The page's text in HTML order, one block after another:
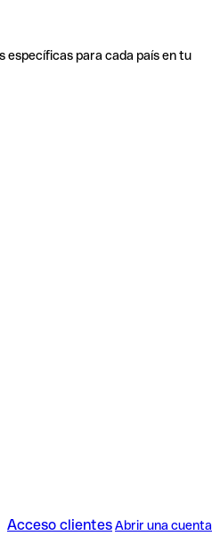
específicas para cada país en tu
Acceso clientesAbrir una cuenta